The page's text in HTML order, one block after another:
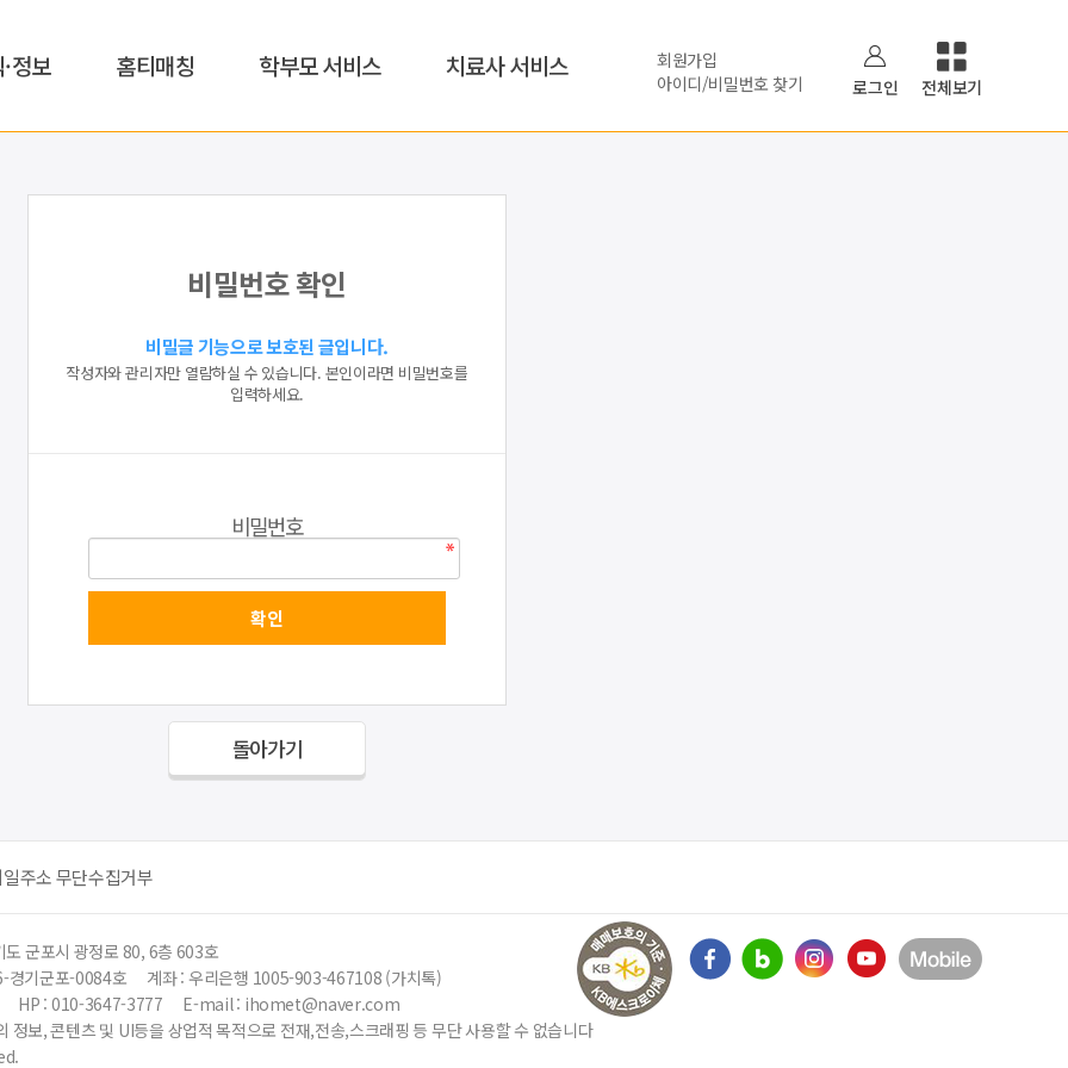
정보 홈티매칭 학부모 서비스 치료사 서비스
회원가입
아이디/비밀번호 찾기
로그인 전체보기
비밀번호 확인
비밀글 기능으로 보호된 글입니다.
작성자와 관리자만 열람하실 수 있습니다. 본인이라면 비밀번호를
입력하세요.
비밀번호
돌아가기
주소 무단수집거부
도 군포시 광정로 80, 6층 603호
경기군포-0084호
계좌 : 우리은행 1005-903-467108 (가치톡)
HP : 010-3647-3777
E-mail : ihomet@naver.com
정보, 콘텐츠 및 UI등을 상업적 목적으로 전재,전송,스크래핑 등 무단 사용할 수 없습니다